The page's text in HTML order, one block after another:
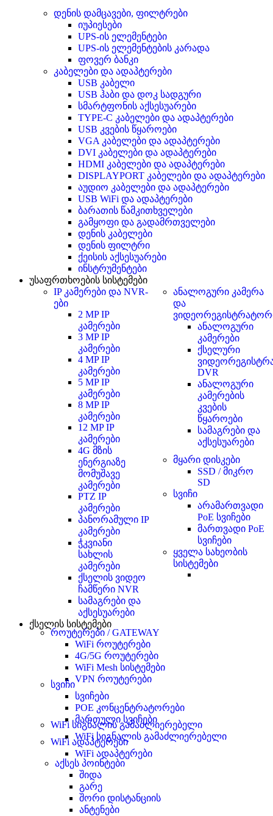
დენის დამცავები, ფილტრები
იუპიესები
UPS-ის ელემენტები
UPS-ის ელემენტების კარადა
ფოვერ ბანკი
კაბელები და ადაპტერები
USB კაბელი
USB ჰაბი და დოკ სადგური
სმარტფონის აქსესუარები
TYPE-C კაბელები და ადაპტერები
USB კვების წყაროები
VGA კაბელები და ადაპტერები
DVI კაბელები და ადაპტერები
HDMI კაბელები და ადაპტერები
DISPLAYPORT კაბელები და ადაპტერები
აუდიო კაბელები და ადაპტერები
USB WiFi და ადაპტერები
ბარათის წამკითხველები
გამყოფი და გადამრთველები
დენის კაბელები
დენის ფილტრი
ქეისის აქსესუარები
ინსტრუმენტები
უსაფრთხოების სისტემები
IP კამერები და NVR-
ები
2 MP IP
კამერები
3 MP IP
კამერები
4 MP IP
კამერები
5 MP IP
კამერები
8 MP IP
კამერები
12 MP IP
კამერები
4G მზის
ენერგიაზე
მომუშავე
კამერები
PTZ IP
კამერები
პანორამული IP
კამერები
ჭკვიანი
სახლის
კამერები
ქსელის ვიდეო
ჩამწერი NVR
სამაგრები და
აქსესუარები
ანალოგური კამერა
და
ანალოგური
კამერები
ქსელური
DVR
ანალოგური
კამერების
კვების
წყაროები
სამაგრები და
აქსესუარები
მყარი დისკები
SSD / მიკრო
SD
სვიჩი
არამართვადი
PoE სვიჩები
მართვადი PoE
სვიჩები
ყველა სახეობის
სისტემები
ქსელის სისტემები
როუტერები / GATEWAY
WiFi როუტერები
4G/5G როუტერები
WiFi Mesh სისტემები
VPN როუტერები
სვიჩი
სვიჩები
POE კონცენტრატორები
მართული სვიჩები
WiFi სიგნალის გამაძლიერებელი
WiFi სიგნალის გამაძლიერებელი
WiFi ადაპტერები
WiFi ადაპტერები
აქსეს პოინტები
შიდა
გარე
შორი დისტანციის
ანტენები